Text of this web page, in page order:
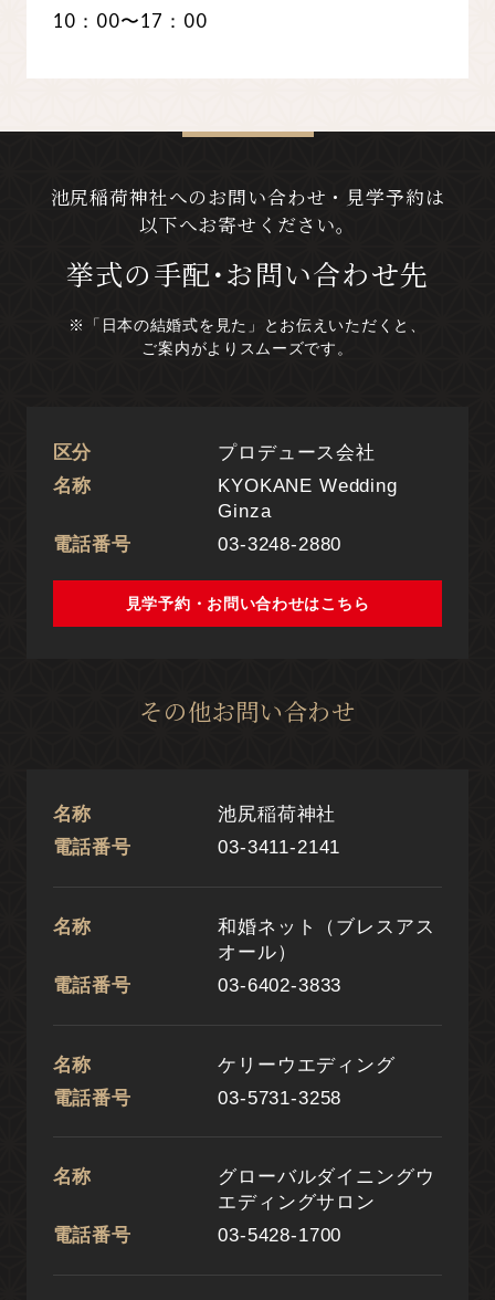
10：00〜17：00
池尻稲荷神社へのお問い合わせ・見学予約は
以下へお寄せください。
挙式の手配･お問い合わせ先
※「日本の結婚式を見た」とお伝えいただくと、
ご案内がよりスムーズです。
区分
プロデュース会社
名称
KYOKANE Wedding
Ginza
電話番号
03-3248-2880
見学予約・お問い合わせ
見学予約・お問い合わせはこちら
その他お問い合わせ
名称
池尻稲荷神社
電話番号
03-3411-2141
名称
和婚ネット（ブレスアス
オール）
電話番号
03-6402-3833
名称
ケリーウエディング
電話番号
03-5731-3258
名称
グローバルダイニングウ
エディングサロン
電話番号
03-5428-1700